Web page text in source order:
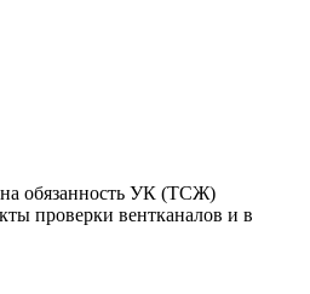
обязанность УК (ТСЖ)
проверки вентканалов и в